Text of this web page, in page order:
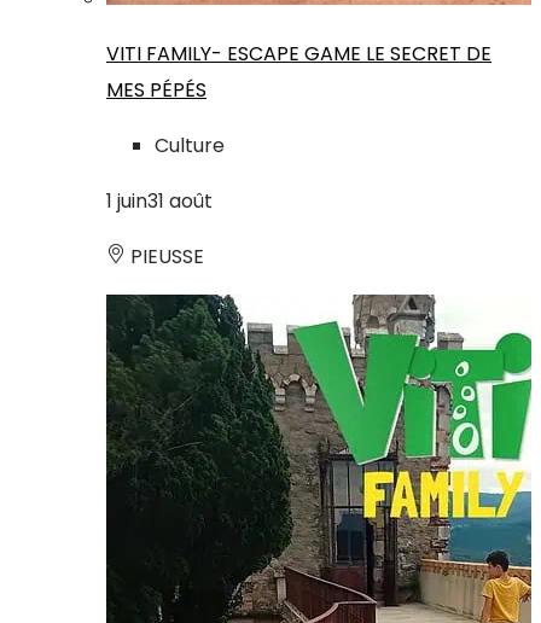
VITI FAMILY- ESCAPE GAME LE SECRET DE
MES PÉPÉS
Culture
1 juin31 août
PIEUSSE